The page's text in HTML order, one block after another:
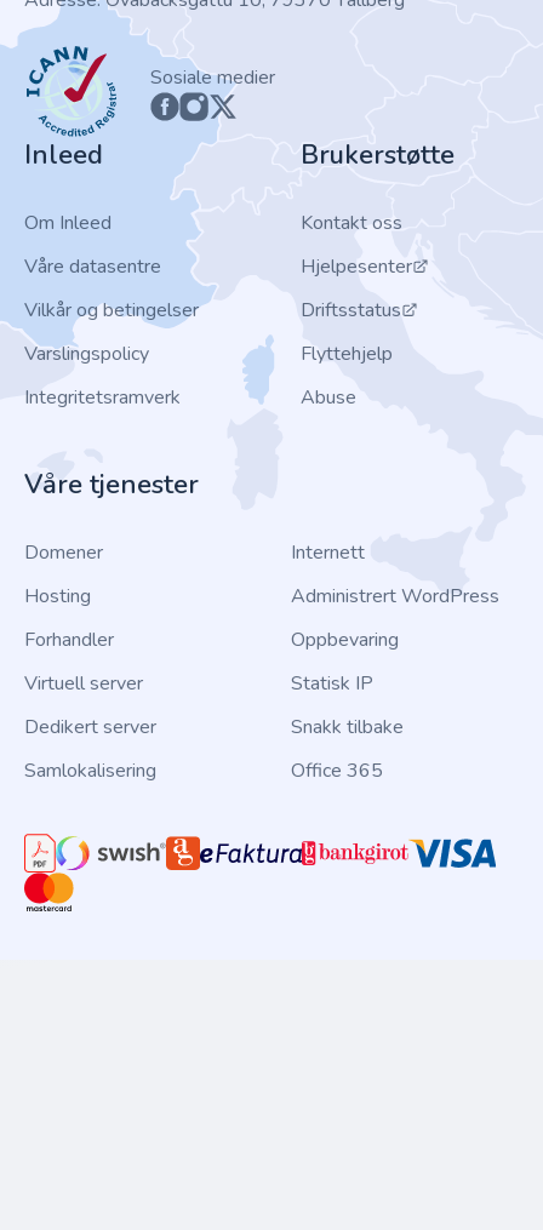
ICANN
Sosiale medier
Inleed
Om Inleed
Våre datasentre
Vilkår og betingelser
Varslingspolicy
Integritetsramverk
Brukerstøtte
Kontakt oss
Hjelpesenter
Driftsstatus
Flyttehjelp
Abuse
Våre tjenester
Domener
Hosting
Forhandler
Virtuell server
Dedikert server
Samlokalisering
Internett
Administrert WordPress
Oppbevaring
Statisk IP
Snakk tilbake
Office 365